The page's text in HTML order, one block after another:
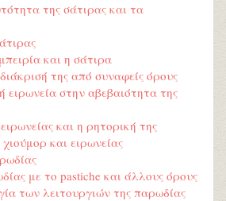
της σάτιρας και τα
και η σάτιρα
της από συναφείς όρους
στην αβεβαιότητα της
και η ρητορική της
και ειρωνείας
με το pastiche και άλλους όρους
των λειτουργιών της παρωδίας